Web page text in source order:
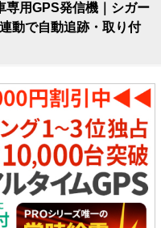
専用GPS発信機｜シガー
動で自動追跡・取り付